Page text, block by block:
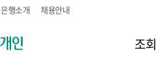
은행소개 채용안내
조회